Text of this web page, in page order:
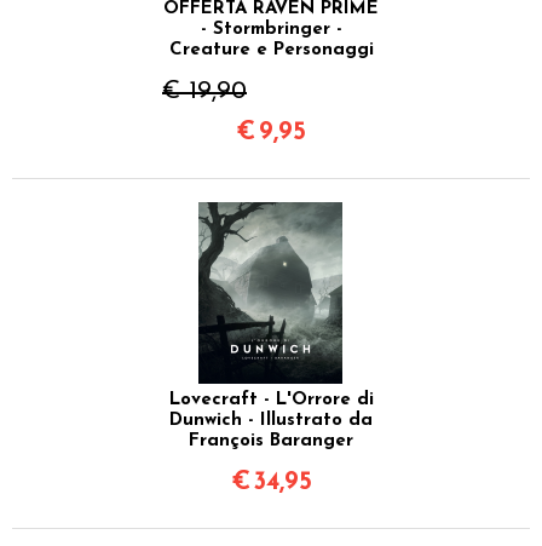
OFFERTA RAVEN PRIME
- Stormbringer -
Creature e Personaggi
€ 19,90
€ 9,95
Lovecraft - L'Orrore di
Dunwich - Illustrato da
François Baranger
€34,95